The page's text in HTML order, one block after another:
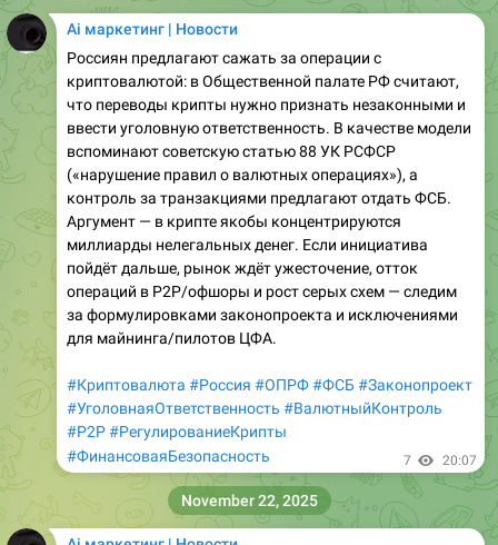
Ai маркетинг | Новости
Россиян предлагают сажать за операции с
криптовалютой: в Общественной палате РФ считают,
что переводы крипты нужно признать незаконными и
ввести уголовную ответственность. В качестве модели
вспоминают советскую статью 88 УК РСФСР
(«нарушение правил о валютных операциях»), а
контроль за транзакциями предлагают отдать ФСБ.
Аргумент — в крипте якобы концентрируются
миллиарды нелегальных денег. Если инициатива
пойдёт дальше, рынок ждёт ужесточение, отток
операций в P2P/офшоры и рост серых схем — следим
за формулировками законопроекта и исключениями
для майнинга/пилотов ЦФА.
#Криптовалюта #Россия #ОПРФ#ФСБ#Законопроект
#УголовнаяОтветственность #ВалютныйКонтроль
#P2P#РегулированиеКрипты
#ФинансоваяБезопасность
7 20:07
November 22, 2025